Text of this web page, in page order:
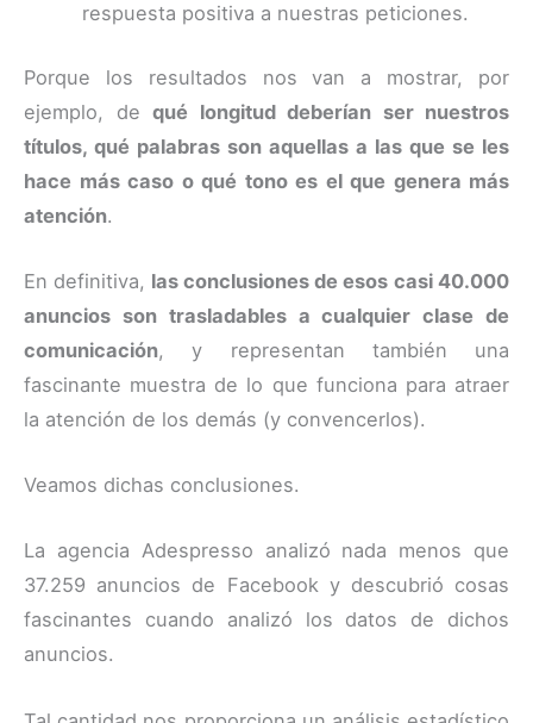
respuesta positiva a nuestras peticiones.
Porque los resultados nos van a mostrar, por
ejemplo, de qué longitud deberían ser nuestros
títulos, qué palabras son aquellas a las que se les
hace más caso o qué tono es el que genera más
atención.
En definitiva, las conclusiones de esos casi 40.000
anuncios son trasladables a cualquier clase de
comunicación, y representan también una
fascinante muestra de lo que funciona para atraer
la atención de los demás (y convencerlos).
Veamos dichas conclusiones.
La agencia Adespresso analizó nada menos que
37.259 anuncios de Facebook y descubrió cosas
fascinantes cuando analizó los datos de dichos
anuncios.